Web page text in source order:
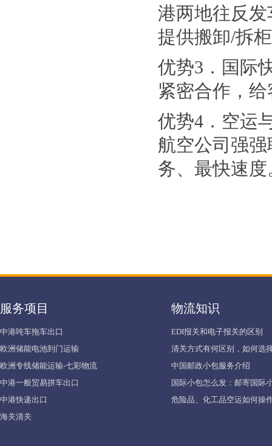
港两地往反
提供搬卸/拆
优势3．国际
紧密合作，
优势4．空运
航空公司强
务、最快速度
服务项目
中港吨车拖车出口
欧洲储能电池到门运输
欧洲专线储能运输-七彩物流
中港一般贸易拼车出口
中港快递出口
海关清关
物流知识
EDI报关和电子报关的区别
清关方式有何区别，如何选
中国邮政小包服务介绍
国际小包怎么发：邮寄国际
危险品、化工品空运如何操